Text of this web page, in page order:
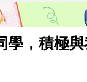
學，積極